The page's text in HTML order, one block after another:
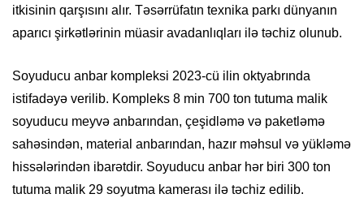
itkisinin qarşısını alır. Təsərrüfatın texnika parkı dünyanın
aparıcı şirkətlərinin müasir avadanlıqları ilə təchiz olunub.
Soyuducu anbar kompleksi 2023-cü ilin oktyabrında
istifadəyə verilib. Kompleks 8 min 700 ton tutuma malik
soyuducu meyvə anbarından, çeşidləmə və paketləmə
sahəsindən, material anbarından, hazır məhsul və yükləmə
hissələrindən ibarətdir. Soyuducu anbar hər biri 300 ton
tutuma malik 29 soyutma kamerası ilə təchiz edilib.